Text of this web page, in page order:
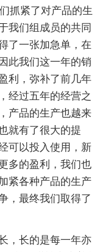
抓紧了对产品的生
我们组成员的共同
了一张加急单，在
此我们这一年的销
利，弥补了前几年
经过五年的经营之
产品的生产也越来
就有了很大的提
可以投入使用，新
多的盈利，我们也
紧各种产品的生产
，最终我们取得了
长的是每一年亦